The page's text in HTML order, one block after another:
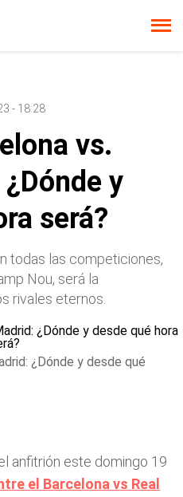
- 18:28
vs.
y
será?
todas las competiciones,
Nou, será la
rivales eternos.
¿Dónde y desde qué
anfitrión este domingo 19
el Barcelona vs Real